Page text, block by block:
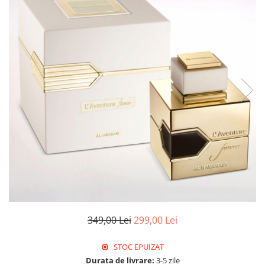
349,00 Lei299,00 Lei
STOC EPUIZAT
Durata de livrare: 3-5 zile